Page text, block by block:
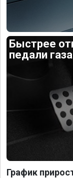
Быстрее
педали
График